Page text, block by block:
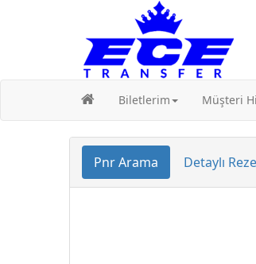
Biletlerim Müşteri
Pnr Arama Detaylı